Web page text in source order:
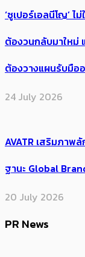
‘ซูเปอร์เอลนีโญ’
ต้อง​วนกลับมาใหม่
ต้องวางแผนรับมือ
24 July 2026
AVATR เสริมภาพ
ฐานะ Global
20 July 2026
PR News